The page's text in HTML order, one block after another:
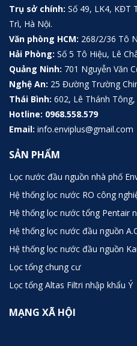
Trụ sở chính: Số 49, LK4, KĐT
Trì, Hà Nội.
Văn phòng HCM: 268/2/36 Tô
Hải Phòng: Số 5 Tô Hiệu, Lê
Quảng Ninh: 701 Nguyễn Văn
Nghệ An: 25 Đường Trường
Thái Bình: 602, Lê Thánh
Hotline: 0968.558.579
Email: info.enviplus@gmail.com
SẢN PHẨM
Lọc nước đầu nguồn nhà phố
Hệ thống lọc nước RO công
Hệ thống lọc nước tổng Pentair
Hệ thống lọc nước đầu nguồn
Hệ thống lọc nước đầu nguồn
Lọc tổng chung cư
Lọc tổng Altas Filtri nhập khẩu Ý
MẠNG XÃ HỘI